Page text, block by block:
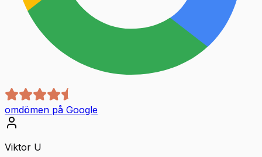
omdömen på Google
Viktor U